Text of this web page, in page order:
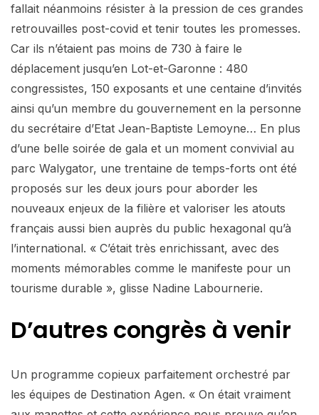
fallait néanmoins résister à la pression de ces grandes
retrouvailles post-covid et tenir toutes les promesses.
Car ils n’étaient pas moins de 730 à faire le
déplacement jusqu’en Lot-et-Garonne : 480
congressistes, 150 exposants et une centaine d’invités
ainsi qu’un membre du gouvernement en la personne
du secrétaire d’Etat Jean-Baptiste Lemoyne… En plus
d’une belle soirée de gala et un moment convivial au
parc Walygator, une trentaine de temps-forts ont été
proposés sur les deux jours pour aborder les
nouveaux enjeux de la filière et valoriser les atouts
français aussi bien auprès du public hexagonal qu’à
l’international. « C’était très enrichissant, avec des
moments mémorables comme le manifeste pour un
tourisme durable », glisse Nadine Labournerie.
D’autres congrès à venir
Un programme copieux parfaitement orchestré par
les équipes de Destination Agen. « On était vraiment